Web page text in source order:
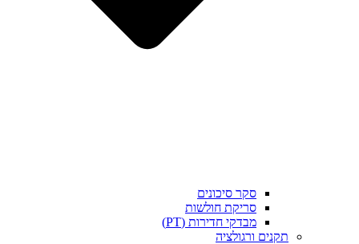
סקר סיכונים
סריקת חולשות
מבדקי חדירות (PT)
תקנים ורגולציה